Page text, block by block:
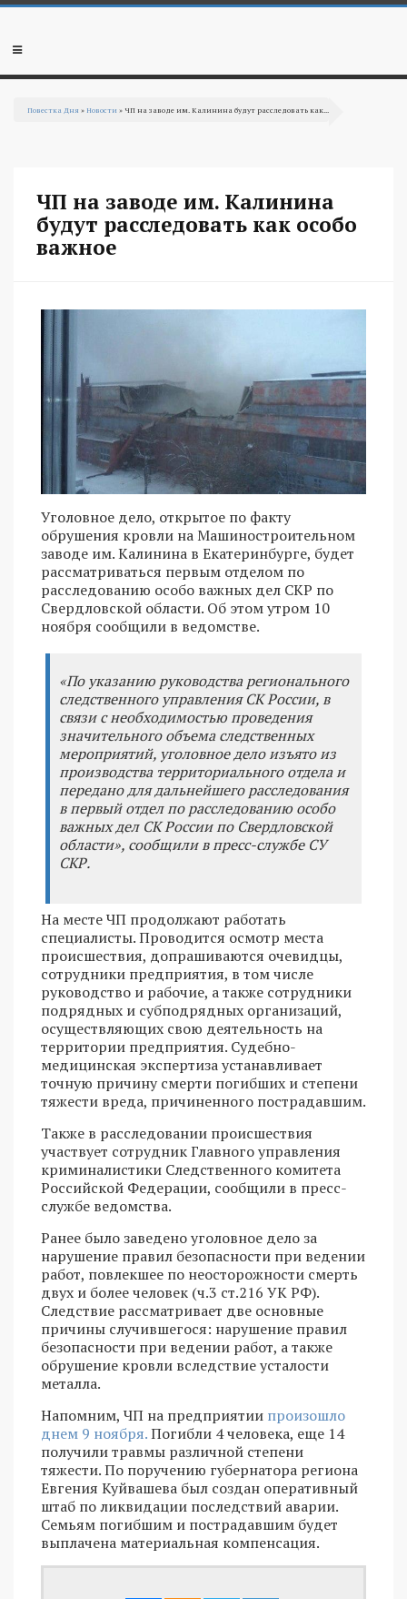
Перейти к основному содержанию
Мобильное
Повестка Дня »Новости » ЧП на заводе им. Калинина будут расследовать как...
ЧП на заводе им. Калинина
будут расследовать как особо
важное
Уголовное дело, открытое по факту
обрушения кровли на Машиностроительном
заводе им. Калинина в Екатеринбурге, будет
рассматриваться первым отделом по
расследованию особо важных дел СКР по
Свердловской области. Об этом утром 10
ноября сообщили в ведомстве.
«По указанию руководства регионального
следственного управления СК России, в
связи с необходимостью проведения
значительного объема следственных
мероприятий, уголовное дело изъято из
производства территориального отдела и
передано для дальнейшего расследования
в первый отдел по расследованию особо
важных дел СК России по Свердловской
области», сообщили в пресс-службе СУ
СКР.
На месте ЧП продолжают работать
специалисты. Проводится осмотр места
происшествия, допрашиваются очевидцы,
сотрудники предприятия, в том числе
руководство и рабочие, а также сотрудники
подрядных и субподрядных организаций,
осуществляющих свою деятельность на
территории предприятия. Судебно-
медицинская экспертиза устанавливает
точную причину смерти погибших и степени
тяжести вреда, причиненного пострадавшим.
Также в расследовании происшествия
участвует сотрудник Главного управления
криминалистики Следственного комитета
Российской Федерации, сообщили в пресс-
службе ведомства.
Ранее было заведено уголовное дело за
нарушение правил безопасности при ведении
работ, повлекшее по неосторожности смерть
двух и более человек (ч.3 ст.216 УК РФ).
Следствие рассматривает две основные
причины случившегося: нарушение правил
безопасности при ведении работ, а также
обрушение кровли вследствие усталости
металла.
Напомним, ЧП на предприятии произошло
днем 9 ноября.Погибли 4 человека, еще 14
получили травмы различной степени
тяжести. По поручению губернатора региона
Евгения Куйвашева был создан оперативный
штаб по ликвидации последствий аварии.
Семьям погибшим и пострадавшим будет
выплачена материальная компенсация.